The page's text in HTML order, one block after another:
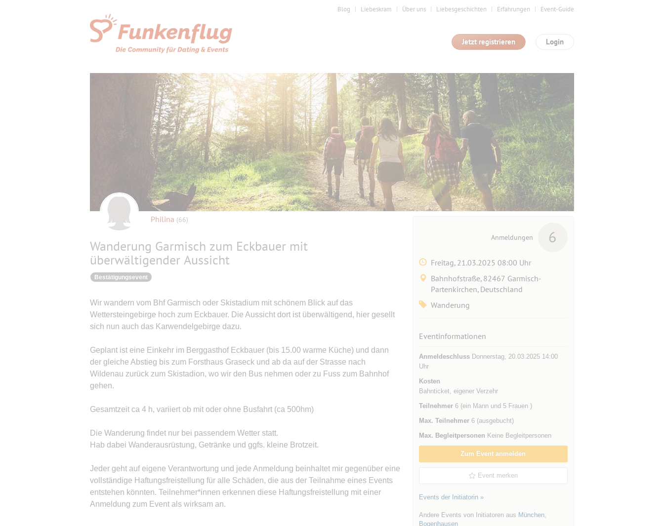
Blog Liebeskram Über uns Liebesgeschichten Erfahrungen Event-Guide
Login
Jetzt registrieren
Philina (66)
Wanderung Garmisch zum Eckbauer mit
überwältigender Aussicht
Bestätigungsevent
Wir wandern vom Bhf Garmisch oder Skistadium mit schönem Blick auf das
Wettersteingebirge hoch zum Eckbauer. Die Aussicht dort ist überwältigend, hier gesellt
sich nun auch das Karwendelgebirge dazu.
Geplant ist eine Einkehr im Berggasthof Eckbauer (bis 15.00 warme Küche) und dann
der gleiche Abstieg bis zum Forsthaus Graseck und ab da auf der Strasse nach
Wildenau zurück zum Skistadion, wo wir den Bus nehmen oder zu Fuss zum Bahnhof
gehen.
Gesamtzeit ca 4 h, variiert ob mit oder ohne Busfahrt (ca 500hm)
Die Wanderung findet nur bei passendem Wetter statt.
Hab dabei Wanderausrüstung, Getränke und ggfs. kleine Brotzeit.
Jeder geht auf eigene Verantwortung und jede Anmeldung beinhaltet mir gegenüber eine
vollständige Haftungsfreistellung für alle Schäden, die aus der Teilnahme eines Events
entstehen könnten. Teilnehmer*innen erkennen diese Haftungsfreistellung mit einer
Anmeldung zum Event als wirksam an.
Anmeldungen 6
Freitag, 21.03.2025 08:00 Uhr
Bahnhofstraße, 82467 Garmisch-
Partenkirchen, Deutschland
Wanderung
Eventinformationen
AnmeldeschlussDonnerstag, 20.03.2025 14:00
Uhr
Kosten
Bahnticket, eigener Verzehr
Teilnehmer6 (ein Mann und 5 Frauen )
Max. Teilnehmer6 (ausgebucht)
Max. Begleitpersonen Keine Begleitpersonen
Zum Event anmelden
Event merken
Events der Initiatorin »
Andere Events von Initiatoren aus München,
Bogenhausen